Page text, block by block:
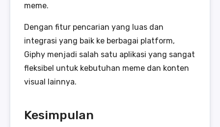
meme.
Dengan fitur pencarian yang luas dan
integrasi yang baik ke berbagai platform,
Giphy menjadi salah satu aplikasi yang sangat
fleksibel untuk kebutuhan meme dan konten
visual lainnya.
Kesimpulan